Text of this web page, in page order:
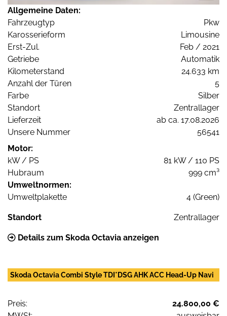
Allgemeine Daten:
Fahrzeugtyp
Pkw
Karosserieform
Limousine
Erst-Zul.
Feb / 2021
Getriebe
Automatik
Kilometerstand
24.633 km
Anzahl der Türen
5
Farbe
Silber
Standort
Zentrallager
Lieferzeit
ab ca. 17.08.2026
Unsere Nummer
56541
Motor:
kW / PS
81 kW / 110 PS
Hubraum
999 cm³
Umweltnormen:
Umweltplakette
4 (Green)
Standort Zentrallager
Details zum Skoda Octavia anzeigen
Skoda Octavia Combi Style TDI*DSG AHK ACC Head-Up Navi
Preis:
24.800,00 €